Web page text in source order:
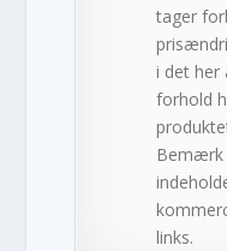
tager
i det her
forhold
Bemærk
links.